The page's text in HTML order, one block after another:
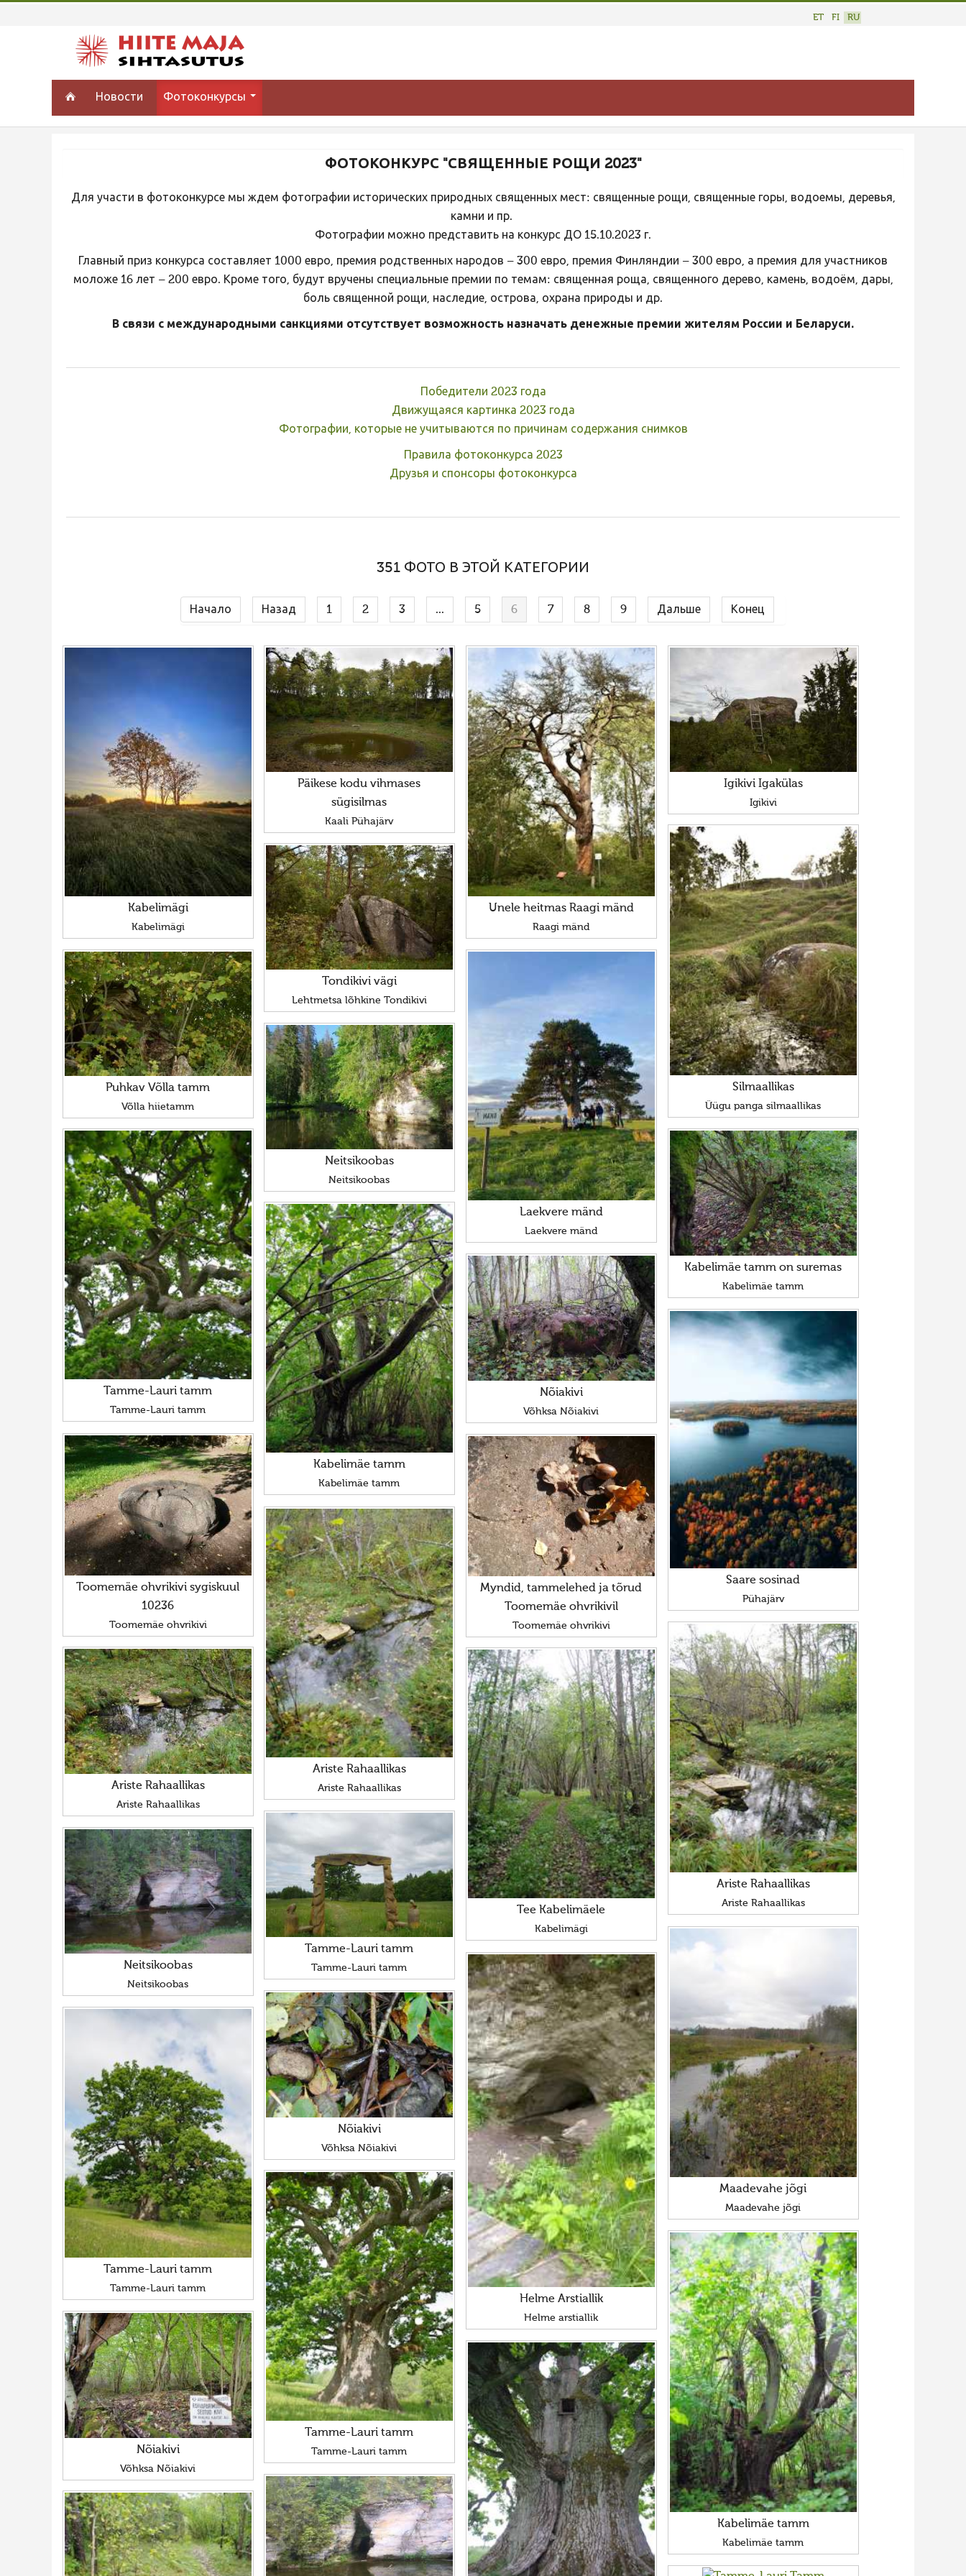
ET FI RU
Новости Фотоконкурсы
ФОТОКОНКУРС "СВЯЩЕННЫЕ РОЩИ 2023"
Для участи в фотоконкурсе мы ждем фотографии исторических природных священных мест: священные рощи, священные горы, водоемы, деревья,
камни и пр.
Фотографии можно представить на конкурс ДО 15.10.2023 г.
Главный приз конкурса составляет 1000 евро, премия родственных народов – 300 евро, премия Финляндии – 300 евро, а премия для участников
моложе 16 лет – 200 евро. Кроме того, будут вручены специальные премии по темам: священная роща, священного дерево, камень, водоём, дары,
боль священной рощи, наследие, острова, охрана природы и др.
В связи с международными санкциями отсутствует возможность назначать денежные премии жителям России и Беларуси.
Победители 2023 года
Движущаяся картинка 2023 года
Фотографии, которые не учитываются по причинам содержания снимков
Правила фотоконкурса 2023
Друзья и спонсоры фотоконкурса
351 ФОТО В ЭТОЙ КАТЕГОРИИ
Начало Назад 1 2 3 ... 5 6 7 8 9 Дальше Конец
Kabelimägi
Kabelimägi
Päikese kodu vihmases
sügisilmas
Kaali Pühajärv
Unele heitmas Raagi mänd
Raagi mänd
Igikivi Igakülas
Igikivi
Silmaallikas
Üügu panga silmaallikas
Tondikivi vägi
Lehtmetsa lõhkine Tondikivi
Puhkav Võlla tamm
Võlla hiietamm
Laekvere mänd
Laekvere mänd
Neitsikoobas
Neitsikoobas
Tamme-Lauri tamm
Tamme-Lauri tamm
Kabelimäe tamm on suremas
Kabelimäe tamm
Kabelimäe tamm
Kabelimäe tamm
Nõiakivi
Võhksa Nõiakivi
Saare sosinad
Pühajärv
Toomemäe ohvrikivi sygiskuul
10236
Toomemäe ohvrikivi
Myndid, tammelehed ja tõrud
Toomemäe ohvrikivil
Toomemäe ohvrikivi
Ariste Rahaallikas
Ariste Rahaallikas
Ariste Rahaallikas
Ariste Rahaallikas
Ariste Rahaallikas
Ariste Rahaallikas
Tee Kabelimäele
Kabelimägi
Tamme-Lauri tamm
Tamme-Lauri tamm
Neitsikoobas
Neitsikoobas
Maadevahe jõgi
Maadevahe jõgi
Helme Arstiallik
Helme arstiallik
Nõiakivi
Võhksa Nõiakivi
Tamme-Lauri tamm
Tamme-Lauri tamm
Tamme-Lauri tamm
Tamme-Lauri tamm
Kabelimäe tamm
Kabelimäe tamm
Nõiakivi
Võhksa Nõiakivi